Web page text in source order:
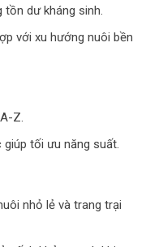
tồn dư kháng sinh.
với xu hướng nuôi bền
Z.
tối ưu năng suất.
nhỏ lẻ và trang trại